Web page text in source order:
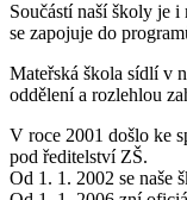
Součástí naší školy je
se zapojuje do
Mateřská škola sídlí v
oddělení a rozlehlou
V roce 2001 došlo ke
pod ředitelství ZŠ.
Od 1. 1. 2002 se naše